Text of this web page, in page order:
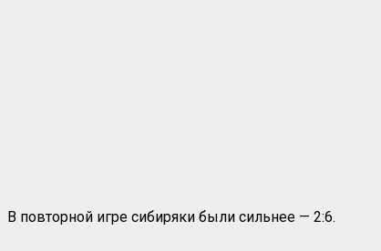
В повторной игре сибиряки были сильнее — 2:6.